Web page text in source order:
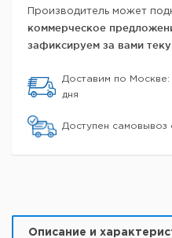
Производитель может
коммерческое
зафиксируем за вами
Доставим по
дня
Доступен самовывоз
Описание и